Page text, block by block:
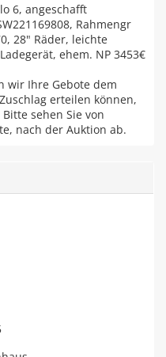
6, angeschafft
Rahmengr
28" Räder, leichte
ehem. NP 3453€
wir Ihre Gebote dem
erteilen können,
sehen Sie von
nach der Auktion ab.